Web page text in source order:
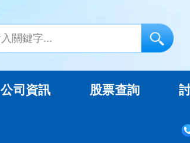
公司資訊 股票查詢